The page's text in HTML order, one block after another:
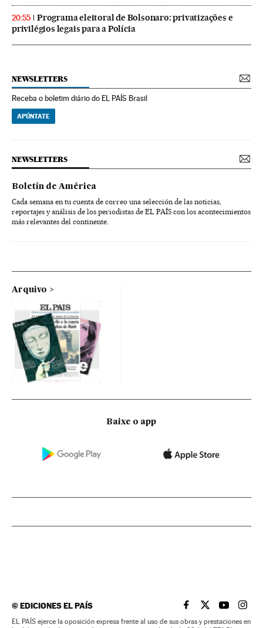
20:55
Programa eleitoral de Bolsonaro: privatizações e
privilégios legais para a Polícia
NEWSLETTERS
Receba o boletim diário do EL PAÍS Brasil
APÚNTATE
NEWSLETTERS
Boletín de América
Cada semana en tu cuenta de correo una selección de las noticias,
reportajes y análisis de los periodistas de EL PAÍS con los acontecimientos
más relevantes del continente.
Arquivo
Baixe o app
©EDICIONES EL PAÍS EL PAÍS BRASIL EN
EL PAÍSEL PAÍS
EL
EL PAÍS ejerce la oposición expresa frente al uso de sus obras y prestaciones en